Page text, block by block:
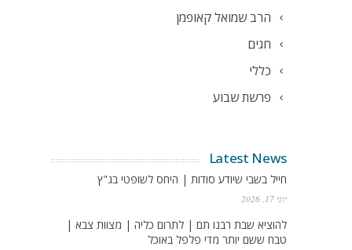
הרב שמואל קאופמן
חגים
כללי
פרשת שבוע
Latest News
חייל בשבי שיודע סודות | היחס לשופטי בג"ץ
יוני 17, 2026
להוציא שבת רבנו תם | לתרום כליה | מצוות צבא |
טבח ששם יותר מדי פלפל באוכל